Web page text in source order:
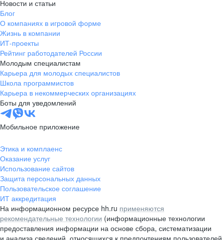
Новости и статьи
Блог
О компаниях в игровой форме
Жизнь в компании
ИТ-проекты
Рейтинг работодателей России
Молодым специалистам
Карьера для молодых специалистов
Школа программистов
Карьера в некоммерческих организациях
Боты для уведомлений
Мобильное приложение
Этика и комплаенс
Оказание услуг
Использование сайтов
Защита персональных данных
Пользовательское соглашение
ИТ аккредитация
На информационном ресурсе hh.ru применяются
рекомендательные технологии (информационные технологии
предоставления информации на основе сбора, систематизации
и анализа сведений, относящихся к предпочтениям пользователей